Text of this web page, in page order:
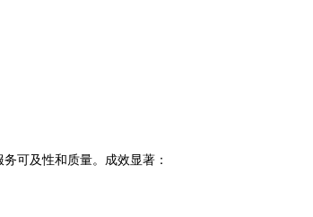
可及性和质量。成效显著：